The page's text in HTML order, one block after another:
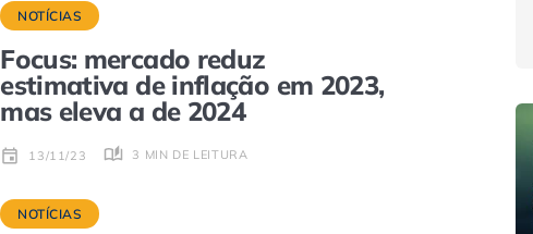
NOTÍCIAS
Focus: mercado reduz
estimativa de inflação em 2023,
mas eleva a de 2024
13/11/23 3 MIN DE LEITURA
NOTÍCIAS